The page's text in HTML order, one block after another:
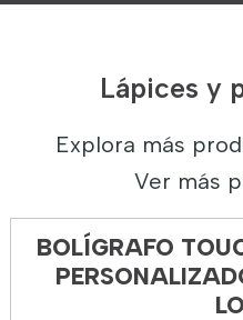
Lápices y
Explora más
Ver más
BOLÍGRAFO